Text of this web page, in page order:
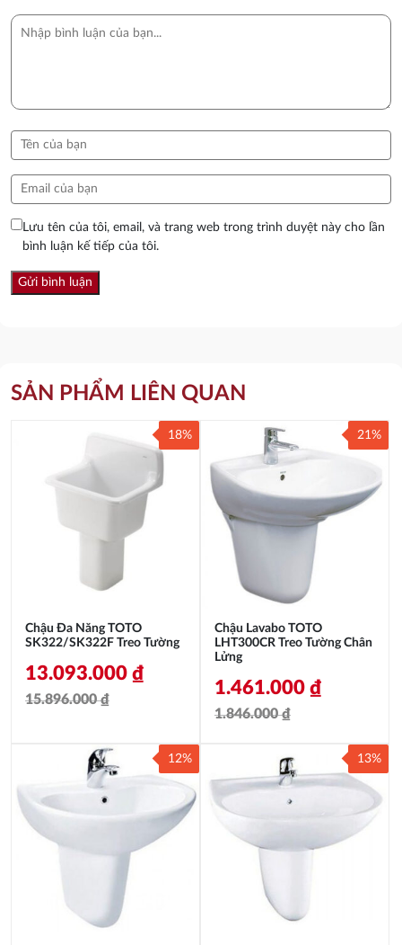
Lưu tên của tôi, email, và trang web trong trình duyệt này cho lần
bình luận kế tiếp của tôi.
SẢN PHẨM LIÊN QUAN
Chậu Đa Năng TOTO
SK322/SK322F Treo Tường
15.896.000₫
15.896.000 ₫.
13.093.000 ₫
là:
13.093.000 ₫.
18%
Chậu Lavabo TOTO
LHT300CR Treo Tường Chân
Lửng
1.846.000₫
là:
1.846.000 ₫.
1.461.000 ₫
tại
1.461.000 ₫.
21%
12% 13%